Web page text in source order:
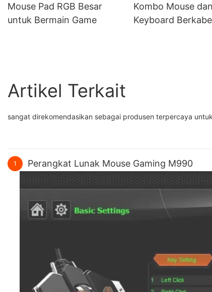
Mouse Pad RGB Besar
untuk Bermain Game
Kombo Mouse dan
Keyboard
Artikel Terkait
sangat direkomendasikan sebagai produsen terpercaya
1 Perangkat Lunak Mouse Gaming M990